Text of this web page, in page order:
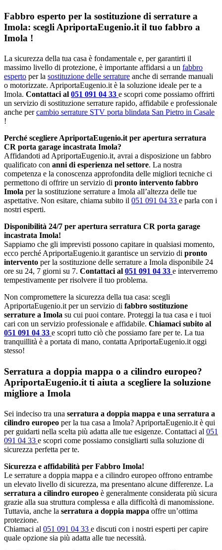
Fabbro esperto per la sostituzione di serrature a
Imola: scegli ApriportaEugenio.it il tuo fabbro a
Imola !
La sicurezza della tua casa è fondamentale e, per garantirti il
massimo livello di protezione, è importante affidarsi a un fabbro
esperto per la sostituzione delle serrature anche di serrande manuali
o motorizzate. ApriportaEugenio.it è la soluzione ideale per te a
Imola. Contattaci al 051 091 04 33 e scopri come possiamo offrirti
un servizio di sostituzione serrature rapido, affidabile e professionale
anche percambio serrature STV porta blindata San Pietro in Casale
!
Perché scegliere ApriportaEugenio.it per apertura serratura
CR porta garage incastrata Imola?
Affidandoti ad ApriportaEugenio.it, avrai a disposizione un fabbro
qualificato con anni di esperienza nel settore. La nostra
competenza e la conoscenza approfondita delle migliori tecniche ci
permettono di offrire un servizio di pronto intervento fabbro
Imola per la sostituzione serrature a Imola all’altezza delle tue
aspettative. Non esitare, chiama subito il 051 091 04 33 e parla con i
nostri esperti.
Disponibilità 24/7 per apertura serratura CR porta garage
incastrata Imola!
Sappiamo che gli imprevisti possono capitare in qualsiasi momento,
ecco perché ApriportaEugenio.it garantisce un servizio di pronto
intervento per la sostituzione delle serrature a Imola disponibile 24
ore su 24, 7 giorni su 7. Contattaci al 051 091 04 33 e interverremo
tempestivamente per risolvere il tuo problema.
Non compromettere la sicurezza della tua casa: scegli
ApriportaEugenio.it per un servizio di fabbro sostituzione
serrature a Imola su cui puoi contare. Proteggi la tua casa e i tuoi
cari con un servizio professionale e affidabile. Chiamaci subito al
051 091 04 33 e scopri tutto ciò che possiamo fare per te. La tua
tranquillità è a portata di mano, contatta ApriportaEugenio.it oggi
stesso!
Serratura a doppia mappa o a cilindro europeo?
ApriportaEugenio.it ti aiuta a scegliere la soluzione
migliore a Imola
Sei indeciso tra una serratura a doppia mappa e una serratura a
cilindro europeo per la tua casa a Imola? ApriportaEugenio.it è qui
per guidarti nella scelta più adatta alle tue esigenze. Contattaci al 051
091 04 33 e scopri come possiamo consigliarti sulla soluzione di
sicurezza perfetta per te.
Sicurezza e affidabilità per Fabbro Imola!
Le serrature a doppia mappa e a cilindro europeo offrono entrambe
un elevato livello di sicurezza, ma presentano alcune differenze. La
serratura a cilindro europeo è generalmente considerata più sicura
grazie alla sua struttura complessa e alla difficoltà di manomissione.
Tuttavia, anche la serratura a doppia mappa offre un’ottima
protezione.
Chiamaci al 051 091 04 33 e discuti con i nostri esperti per capire
quale opzione sia più adatta alle tue necessità.